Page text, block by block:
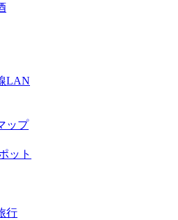
LAN
ップ
ット
行